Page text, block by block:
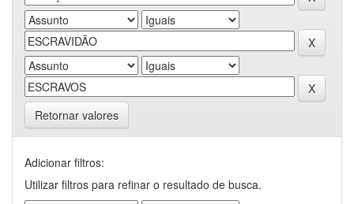
Retornar valores
Adicionar filtros:
Utilizar filtros para refinar o resultado de busca.